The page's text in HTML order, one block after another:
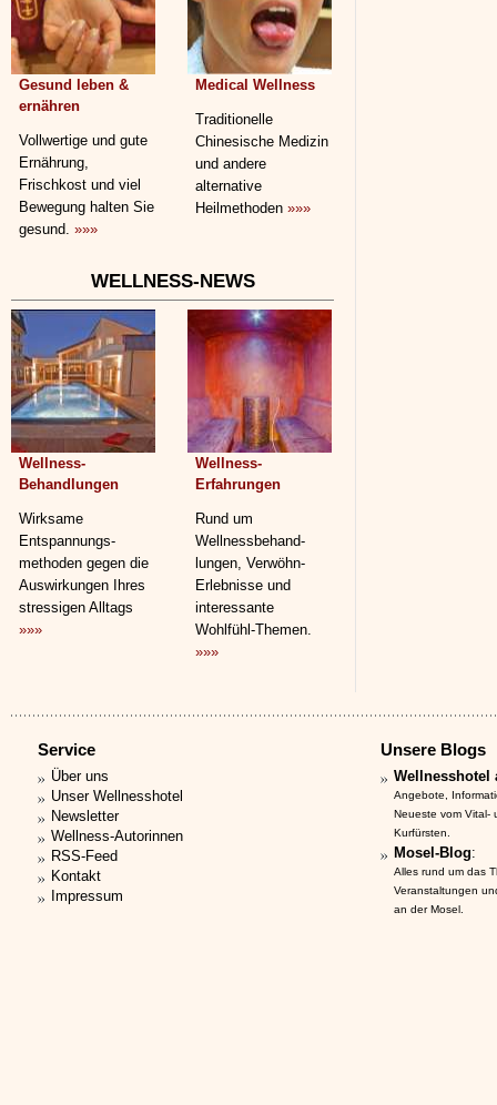
Gesund leben &
ernähren
Vollwertige und gute
Ernährung,
Frischkost und viel
Bewegung halten Sie
gesund. »»»
Medical Wellness
Traditionelle
Chinesische Medizin
und andere
alternative
Heilmethoden »»»
WELLNESS-NEWS
Wellness-
Behandlungen
Wirksame
Entspannungs­
methoden gegen die
Auswirkungen Ihres
stressigen Alltags
»»»
Wellness-
Erfahrungen
Rund um
Wellnessbehand­
lungen, Verwöhn-
Erlebnisse und
interessante
Wohlfühl-Themen.
»»»
Service
Über uns
Unser Wellnesshotel
Newsletter
Wellness-Autorinnen
RSS-Feed
Kontakt
Impressum
Unsere Blogs
Wellnesshotel
Angebote,
Neueste vom Vital-
Kurfürsten.
Mosel-Blog:
Alles rund um das
Veranstaltungen
an der Mosel.